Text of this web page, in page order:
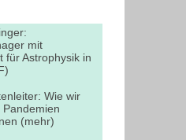
mit
für Astrophysik in
Wie wir
(mehr)